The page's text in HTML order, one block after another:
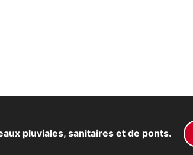
pluviales, sanitaires et de ponts.